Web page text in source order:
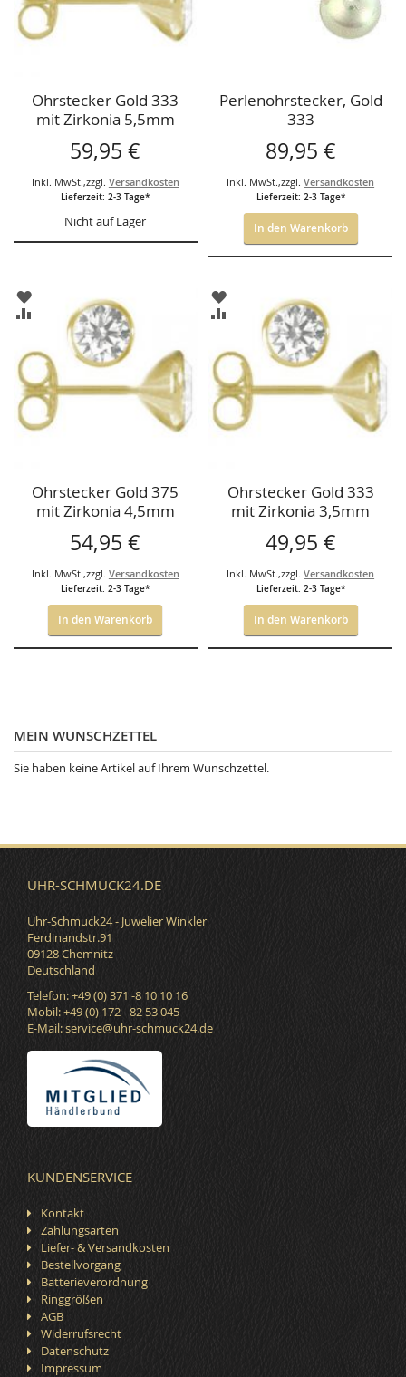
Ohrstecker Gold 333
mit Zirkonia 5,5mm
59,95 €
Inkl. MwSt.,zzgl. Versandkosten
Lieferzeit: 2-3 Tage*
Nicht auf Lager
Perlenohrstecker, Gold
333
89,95 €
Inkl. MwSt.,zzgl.Versandkosten
Lieferzeit: 2-3 Tage*
In den Warenkorb
ZUR
WUNSCHLISTE
HINZUFÜGEN
ZUR
VERGLEICHSLISTE
HINZUFÜGEN
Ohrstecker Gold 375
mit Zirkonia 4,5mm
54,95 €
Inkl. MwSt. ,zzgl. Versandkosten
Lieferzeit: 2-3 Tage*
In den Warenkorb
ZUR
WUNSCHLISTE
HINZUFÜGEN
ZUR
VERGLEICHSLISTE
HINZUFÜGEN
Ohrstecker Gold 333
mit Zirkonia 3,5mm
49,95 €
Inkl. MwSt.,zzgl.Versandkosten
Lieferzeit: 2-3 Tage*
In den Warenkorb
MEIN WUNSCHZETTEL
Sie haben keine Artikel auf Ihrem Wunschzettel.
UHR-SCHMUCK24.DE
Uhr-Schmuck24 - Juwelier Winkler
Ferdinandstr.91
09128 Chemnitz
Deutschland
Telefon: +49 (0) 371 -8 10 10 16
Mobil: +49 (0) 172 - 82 53 045
E-Mail:service@uhr-schmuck24.de
KUNDENSERVICE
Kontakt
Zahlungsarten
Liefer- & Versandkosten
Bestellvorgang
Batterieverordnung
Ringgrößen
AGB
Widerrufsrecht
Datenschutz
Impressum